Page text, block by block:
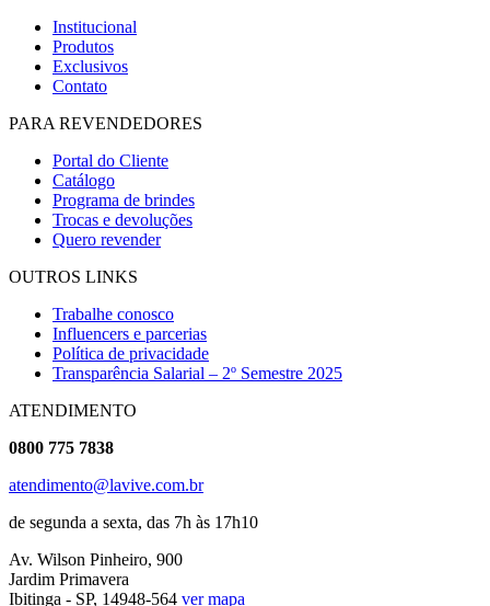
Institucional
Produtos
Exclusivos
Contato
PARA REVENDEDORES
Portal do Cliente
Catálogo
Programa de brindes
Trocas e devoluções
Quero revender
OUTROS LINKS
Trabalhe conosco
Influencers e parcerias
Política de privacidade
Transparência Salarial – 2º Semestre 2025
ATENDIMENTO
0800 775 7838
atendimento@lavive.com.br
de segunda a sexta, das 7h às 17h10
Av. Wilson Pinheiro, 900
Jardim Primavera
Ibitinga - SP, 14948-564 ver mapa